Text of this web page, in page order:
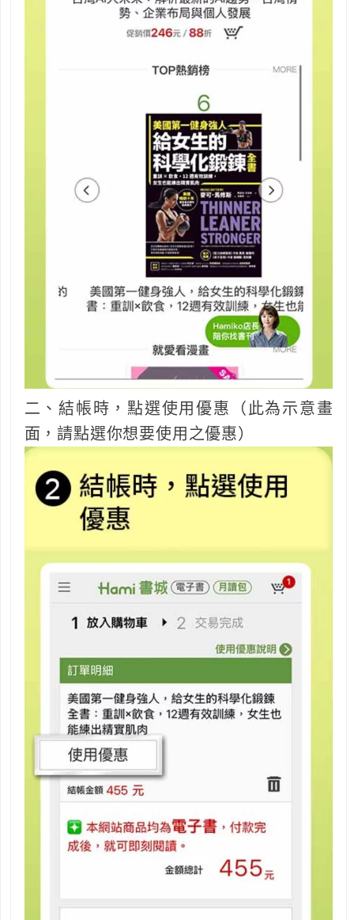
二、結帳時，點選使用優惠（此為示意畫
面，請點選你想要使用之優惠）